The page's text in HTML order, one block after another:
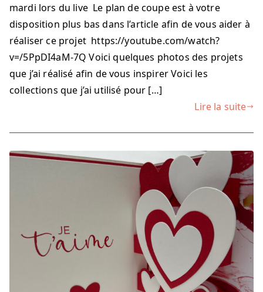
mardi lors du live Le plan de coupe est à votre
disposition plus bas dans l’article afin de vous aider à
réaliser ce projet https://youtube.com/watch?
v=/5PpDI4aM-7Q Voici quelques photos des projets
que j’ai réalisé afin de vous inspirer Voici les
collections que j’ai utilisé pour […]
Lire la suite